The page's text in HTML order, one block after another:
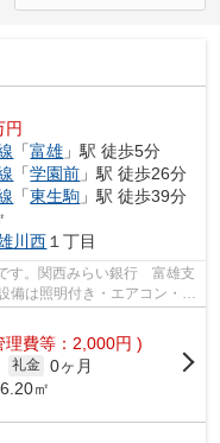
円
「富雄 」駅 徒歩5分
「学園前 」駅 徒歩26分
「東生駒 」駅 徒歩39分
川西１丁目
す。関西みらい銀行 富雄支
備は照明付き・エアコン・ロ
理費等：2,000円 )
礼金 0ヶ月
㎡